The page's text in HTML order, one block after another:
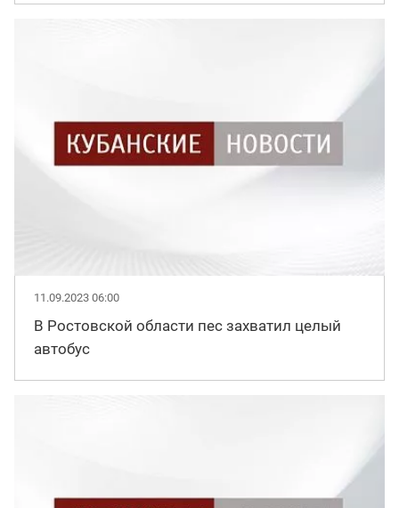
11.09.2023 06:00
В Ростовской области пес захватил целый
автобус